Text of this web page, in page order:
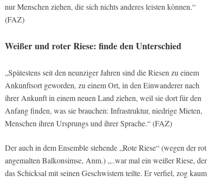
nur Menschen ziehen, die sich nichts anderes leisten können.“
(FAZ)
Weißer und roter Riese: finde den Unterschied
„Spätestens seit den neunziger Jahren sind die Riesen zu einem
Ankunftsort geworden, zu einem Ort, in den Einwanderer nach
ihrer Ankunft in einem neuen Land ziehen, weil sie dort für den
Anfang finden, was sie brauchen: Infrastruktur, niedrige Mieten,
Menschen ihren Ursprungs und ihrer Sprache.“ (FAZ)
Der auch in dem Ensemble stehende „Rote Riese“ (wegen der rot
angemalten Balkonsimse, Anm.) „..war mal ein weißer Riese, der
das Schicksal mit seinen Geschwistern teilte. Er verfiel, zog kaum